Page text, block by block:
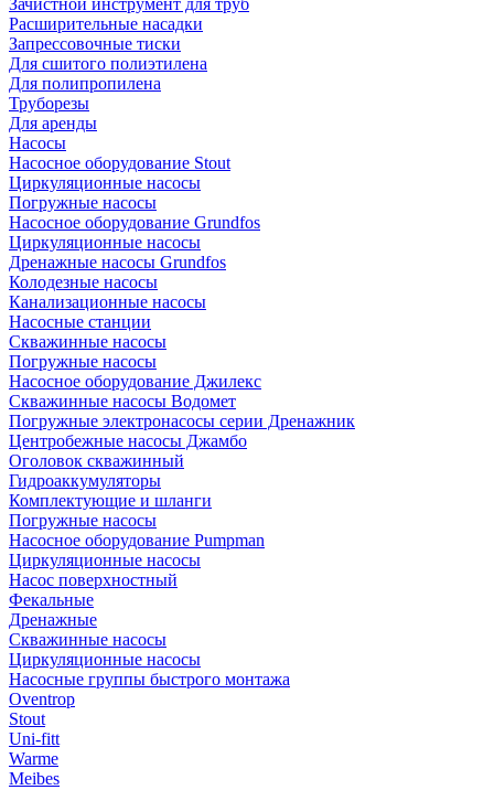
Зачистной инструмент для труб
Расширительные насадки
Запрессовочные тиски
Для сшитого полиэтилена
Для полипропилена
Труборезы
Для аренды
Насосы
Насосное оборудование Stout
Циркуляционные насосы
Погружные насосы
Насосное оборудование Grundfos
Циркуляционные насосы
Дренажные насосы Grundfos
Колодезные насосы
Канализационные насосы
Насосные станции
Скважинные насосы
Погружные насосы
Насосное оборудование Джилекс
Скважинные насосы Водомет
Погружные электронасосы серии Дренажник
Центробежные насосы Джамбо
Оголовок скважинный
Гидроаккумуляторы
Комплектующие и шланги
Погружные насосы
Насосное оборудование Pumpman
Циркуляционные насосы
Насос поверхностный
Фекальные
Дренажные
Скважинные насосы
Циркуляционные насосы
Насосные группы быстрого монтажа
Oventrop
Stout
Uni-fitt
Warme
Meibes